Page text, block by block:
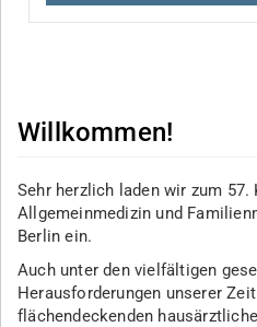
Willkommen!
Sehr herzlich laden wir zum 57.
Allgemeinmedizin und
Berlin ein.
Auch unter den vielfältigen
Herausforderungen unserer
flächendeckenden